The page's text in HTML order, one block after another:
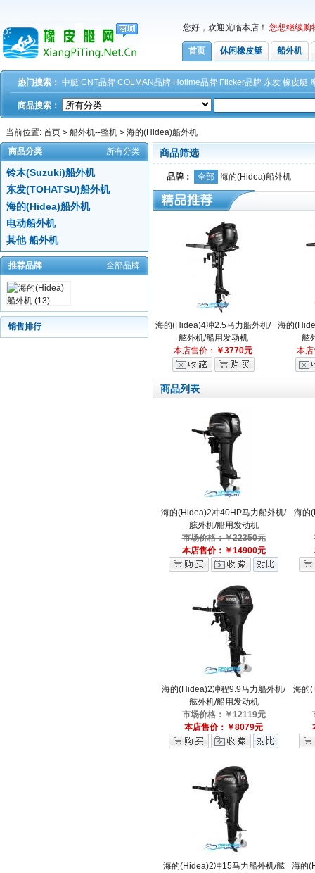
您好，欢迎光临本店！ 您想继续购
首页 休闲橡皮艇 船外机
热门搜索： 中艇 CNT品牌 COLMAN品牌 Hotime品牌 Flicker品牌 东发 橡皮艇
商品搜索：
当前位置: 首页 > 船外机--整机 > 海的(Hidea)船外机
商品分类
所有分类
铃木(Suzuki)船外机
东发(TOHATSU)船外机
海的(Hidea)船外机
电动船外机
其他 船外机
推荐品牌 全部品牌
销售排行
商品筛选
品牌： 全部 海的(Hidea)船外机
海的(Hidea)4冲2.5马力船外机/
舷外机/船用发动机
本店售价： ￥3770元
海的
舷
本
商品列表
海的(Hidea)2冲40HP马力船外机/
舷外机/船用发动机
市场价格：￥22350元
本店售价：￥14900元
海的
海的(Hidea)2冲程9.9马力船外机/
舷外机/船用发动机
市场价格：￥12119元
本店售价：￥8079元
海的
海的(Hidea)2冲15马力船外机/舷
海的